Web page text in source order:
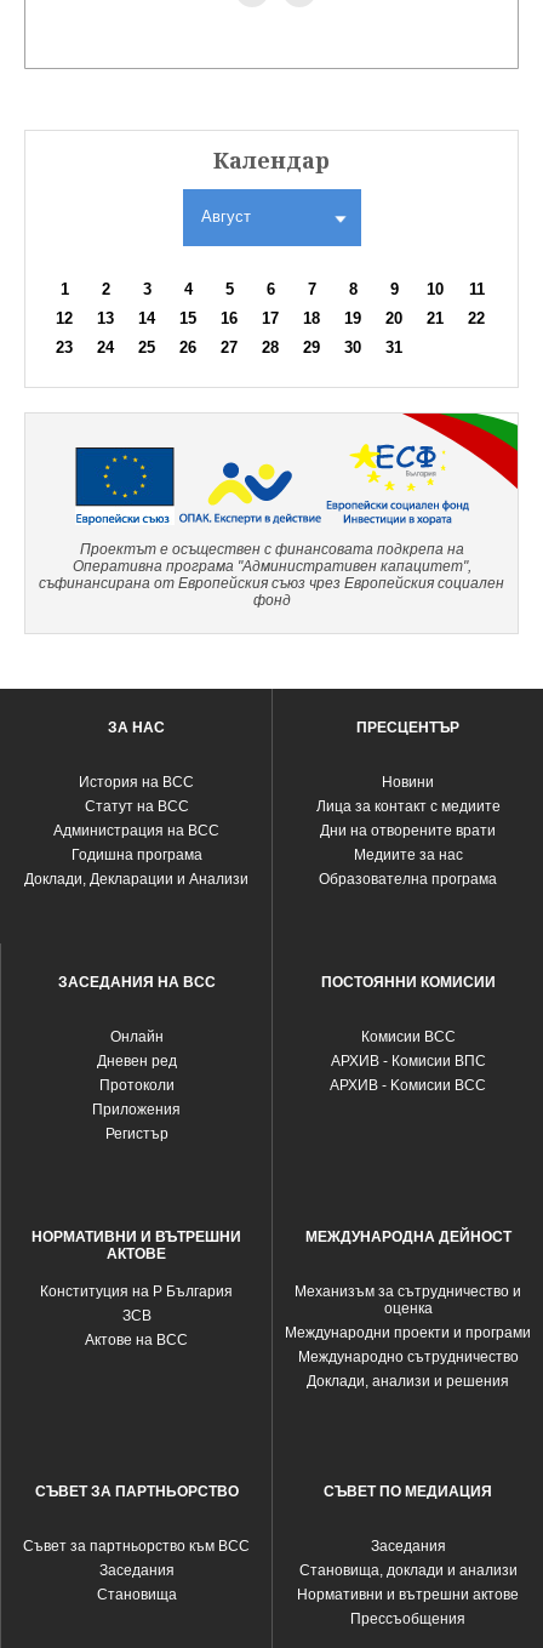
Календар
Август
1 2 3 4 5 6 7 8 9 10
11
12
13 14 15 16 17 18 19 20 21
22
23
24 25 26 27 28 29 30 31
Проектът е осъществен с финансовата подкрепа на
Оперативна програма "Административен капацитет",
съфинансирана от Европейския съюз чрез Европейския социален
фонд
ЗА НАС
История на ВСС
Статут на ВСС
Администрация на ВСС
Годишна програма
Доклади, Декларации и Анализи
ПРЕСЦЕНТЪР
Новини
Лица за контакт с медиите
Дни на отворените врати
Медиите за нас
Образователна програма
ЗАСЕДАНИЯ НА ВСС
Oнлайн
Дневен ред
Протоколи
Приложения
Регистър
ПОСТОЯННИ КОМИСИИ
Комисии ВСС
АРХИВ - Комисии ВПС
АРХИВ - Kомисии ВСС
НОРМАТИВНИ И ВЪТРЕШНИ
АКТОВЕ
Конституция на Р България
ЗСВ
Актове на ВСС
МЕЖДУНАРОДНА ДЕЙНОСТ
Механизъм за сътрудничество и
оценка
Международни проекти и програми
Международно сътрудничество
Доклади, анализи и решения
СЪВЕТ ЗА ПАРТНЬОРСТВО
Съвет за партньорство към ВСС
Заседания
Становища
СЪВЕТ ПО МЕДИАЦИЯ
Заседания
Становища, доклади и анализи
Нормативни и вътрешни актове
Прессъобщения